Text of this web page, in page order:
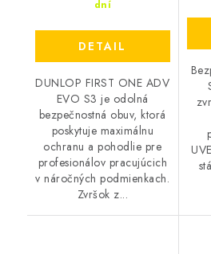
dní
DETAIL
DUNLOP FIRST ONE ADV
EVO S3 je odolná
bezpečnostná obuv, ktorá
poskytuje maximálnu
ochranu a pohodlie pre
profesionálov pracujúcich
v náročných podmienkach.
Zvršok z...